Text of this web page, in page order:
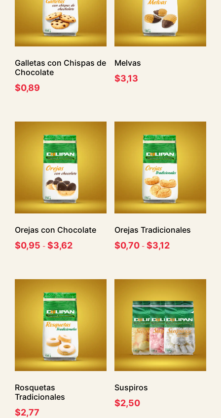
Galletas con Chispas de
Chocolate
$0,89
Melvas
$3,13
Orejas con Chocolate
$0,95 - $3,62
Orejas Tradicionales
$0,70 - $3,12
Rosquetas
Tradicionales
$2,77
Suspiros
$2,50